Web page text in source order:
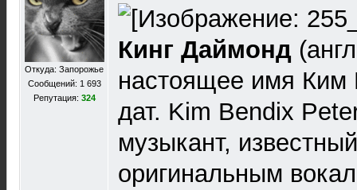
Откуда: Запорожье
Сообщений: 1 693
Репутация: 324
Кинг Даймонд
настоящее имя Ким
дат. Kim Bendix
музыкант,
оригинальным